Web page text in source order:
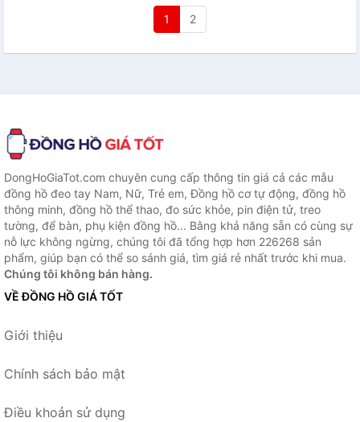
1 2
DongHoGiaTot.com chuyên cung cấp thông tin giá cả các mẫu
đồng hồ đeo tay Nam, Nữ, Trẻ em, Đồng hồ cơ tự động, đồng hồ
thông minh, đồng hồ thể thao, đo sức khỏe, pin điện tử, treo
tường, để bàn, phụ kiện đồng hồ... Bằng khả năng sẵn có cùng sự
nỗ lực không ngừng, chúng tôi đã tổng hợp hơn 226268 sản
phẩm, giúp bạn có thể so sánh giá, tìm giá rẻ nhất trước khi mua.
Chúng tôi không bán hàng.
VỀ ĐỒNG HỒ GIÁ TỐT
Giới thiệu
Chính sách bảo mật
Điều khoản sử dụng